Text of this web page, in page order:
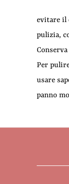
evitare il
pulizia,
Per
usare
panno